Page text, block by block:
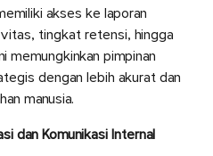
akses ke laporan
tingkat retensi, hingga
memungkinkan pimpinan
dengan lebih akurat dan
manusia.
dan Komunikasi Internal